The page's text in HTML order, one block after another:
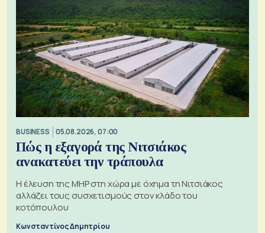
BUSINESS 05.08.2026, 07:00
Πώς η εξαγορά της Νιτσιάκος
ανακατεύει την τράπουλα
H έλευση της MHP στη χώρα με όχημα τη Νιτσιάκος
αλλάζει τους συσχετισμούς στον κλάδο του
κοτόπουλου
Κωνσταντίνος Δημητρίου